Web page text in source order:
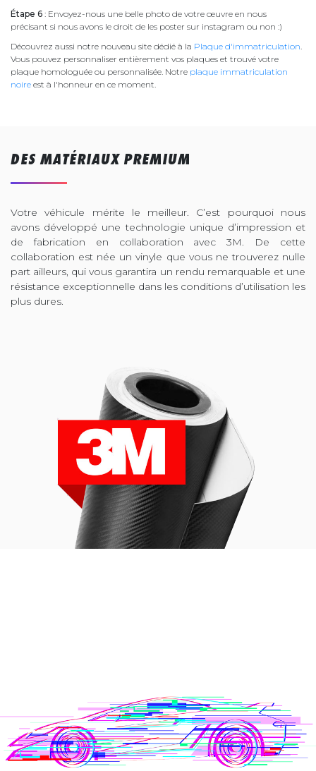
Étape 6 : Envoyez-nous une belle photo de votre œuvre en nous
précisant si nous avons le droit de les poster sur instagram ou non :)
Découvrez aussi notre nouveau site dédié à la Plaque d'immatriculation
Vous pouvez personnaliser entièrement vos plaques et trouvé votre
plaque homologuée ou personnalisée. Notre plaque immatriculation
noire est à l'honneur en ce moment.
DES MATÉRIAUX PREMIUM
Votre véhicule mérite le meilleur. C’est pourquoi nous
avons développé une technologie unique d’impression et
de fabrication en collaboration avec 3M. De cette
collaboration est née un vinyle que vous ne trouverez nulle
part ailleurs, qui vous garantira un rendu remarquable et une
résistance exceptionnelle dans les conditions d’utilisation les
plus dures.